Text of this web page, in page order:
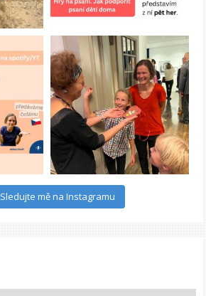
Sledujte mě na Instagramu